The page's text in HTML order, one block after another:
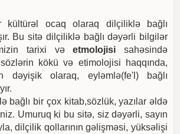
kültürəl ocaq olaraq dilçiliklə bağlı
Bu sitə dilçiliklə bağlı dəyərli bilgilər
tarixi vəetmolojisi sahəsində
kökü və etimolojisi haqqında,
dəyişik olaraq, eyləmlə(fe'l) bağlı
bağlı bir çox kitab,sözlük, yazılar əldə
Umuruq ki bu sitə, siz dəyərli, sayın
dilçilik qollarının gəlişməsi, yüksəlişi